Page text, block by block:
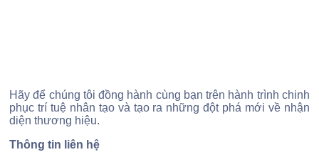
Hãy để chúng tôi đồng hành cùng bạn trên hành trình chinh
phục trí tuệ nhân tạo và tạo ra những đột phá mới về nhận
diện thương hiệu.
Thông tin liên hệ